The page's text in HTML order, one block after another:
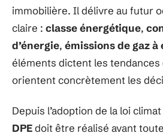
immobilière. Il délivre au futur
claire : classe énergétique,
d’énergie, émissions de gaz
éléments dictent les tendances
orientent concrètement les
Depuis l’adoption de la loi
DPEdoit être réalisé avant toute